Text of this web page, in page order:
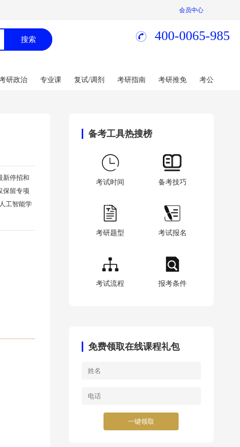
会员中心
搜索 400-0065-985
研政治 专业课 复试/调剂 考研指南 考研推免 考公
新停招和
保留专项
工智能学
备考工具热搜榜
考试时间 备考技巧
考研题型 考试报名
考试流程 报考条件
免费领取在线课程礼包
一键领取